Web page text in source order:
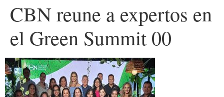
CBN reune a expertos en
el Green Summit 00